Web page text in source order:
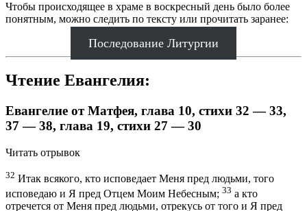
Чтобы происходящее в храме в воскресный день было более
понятным, можно следить по тексту или прочитать заранее:
Последование Литургии
Чтение Евангелия:
Евангелие от Матфея, глава 10, стихи 32 — 33,
37 — 38, глава 19, стихи 27 — 30
Читать отрывок
32 Итак всякого, кто исповедает Меня пред людьми, того
исповедаю и Я пред Отцем Моим Небесным; 33 а кто
отречется от Меня пред людьми, отрекусь от того и Я пред